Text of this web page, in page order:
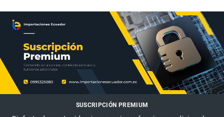
SUSCRIPCIÓN PREMIUM